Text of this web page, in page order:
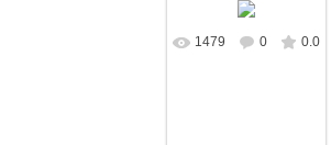
В реальном
1479 0 0.0